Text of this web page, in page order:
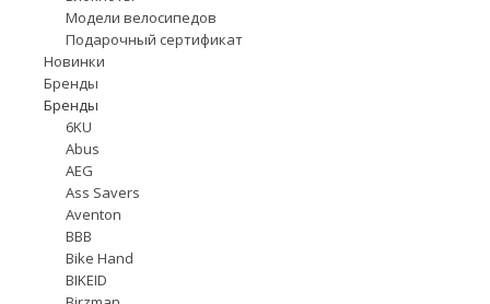
Модели велосипедов
Подарочный сертификат
Новинки
Бренды
Бренды
6KU
Abus
AEG
Ass Savers
Aventon
BBB
Bike Hand
BIKEID